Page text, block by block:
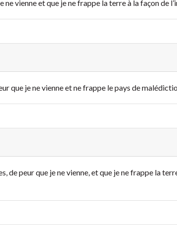
vienne et que je ne frappe la terre à la façon de
que je ne vienne et ne frappe le pays de
peur que je ne vienne, et que je ne frappe la